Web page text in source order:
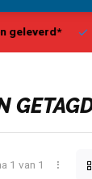
betaal later
1 van 1